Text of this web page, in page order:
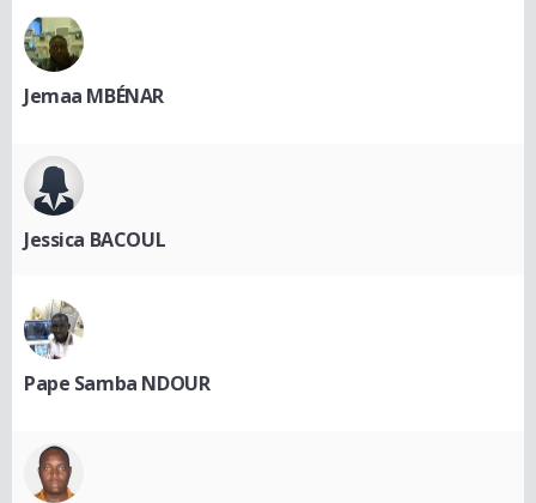
Jemaa MBÉNAR
Jessica BACOUL
Pape Samba NDOUR